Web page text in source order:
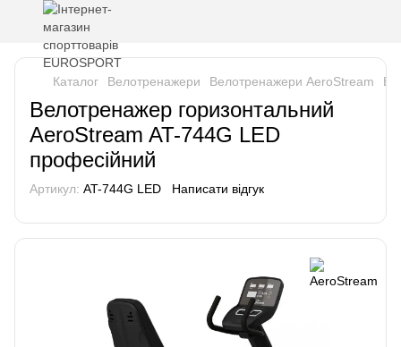
Каталог Велотренажери Велотренажери AeroStream
Велотренажер горизонтальний
AeroStream AT-744G LED
професійний
Артикул: AT-744G LED Написати відгук